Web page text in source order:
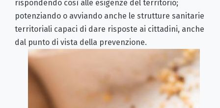
rispondendo così alle esigenze del territorio;
potenziando o avviando anche le strutture sanitarie
territoriali capaci di dare risposte ai cittadini, anche
dal punto di vista della prevenzione.